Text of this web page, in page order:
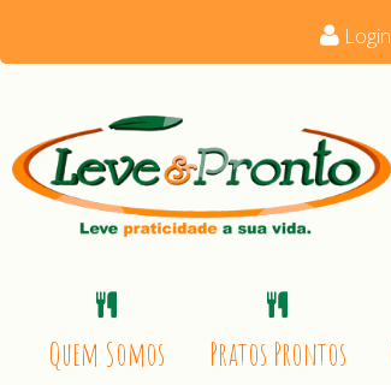
Login
Quem Somos Pratos Prontos